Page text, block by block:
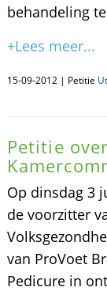
behandeling
+Lees meer...
15-09-2012 | Petitie
Petitie
Op dinsdag 3
de voorzitter
van ProVoet
Pedicure in